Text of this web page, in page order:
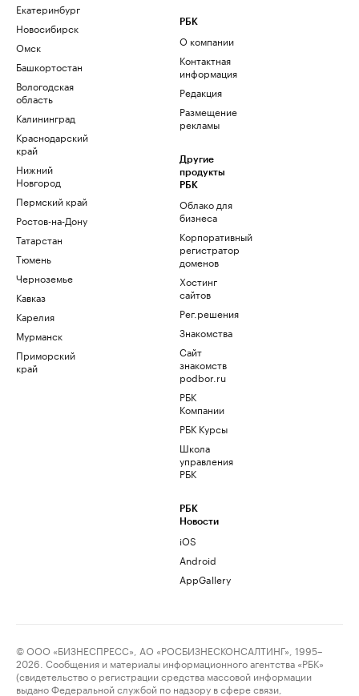
Екатеринбург
Новосибирск
Омск
Башкортостан
Вологодская
область
Калининград
Краснодарский
край
Нижний
Новгород
Пермский край
Ростов-на-Дону
Татарстан
Тюмень
Черноземье
Кавказ
Карелия
Мурманск
Приморский
край
РБК
О компании
Контактная
информация
Редакция
Размещение
рекламы
Другие
продукты
РБК
Облако для
бизнеса
Корпоративный
регистратор
доменов
Хостинг
сайтов
Рег.решения
Знакомства
Сайт
знакомств
podbor.ru
РБК
Компании
РБК Курсы
Школа
управления
РБК
РБК
Новости
iOS
Android
AppGallery
© ООО «БИЗНЕСПРЕСС», АО «РОСБИЗНЕСКОНСАЛТИНГ», 1995–
2026. Сообщения и материалы информационного агентства «РБК»
(свидетельство о регистрации средства массовой информации
выдано Федеральной службой по надзору в сфере связи,